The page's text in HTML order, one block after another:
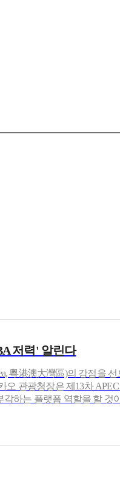
저력' 알린다
粵港澳大灣區)의 강점을
관광청장은 제13차
하는 플랫폼 역할을 할 것